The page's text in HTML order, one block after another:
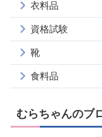
衣料品
資格試験
靴
食料品
むらちゃんのブ